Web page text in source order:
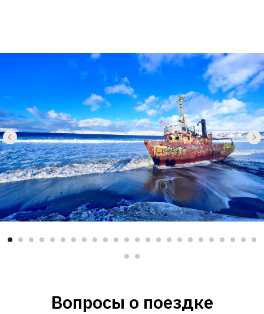
Вопросы о поездке